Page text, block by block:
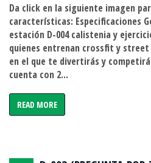
Da click en la siguiente imagen
características: Especificaciones
estación D-004 calistenia y
quienes entrenan crossfit y
en el que te divertirás y
cuenta con 2...
READ MORE